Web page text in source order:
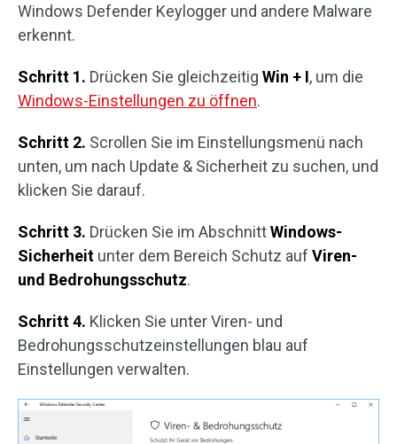
Windows Defender Keylogger und andere Malware
erkennt.
Schritt 1. Drücken Sie gleichzeitig Win + I, um die
Windows-Einstellungen zu öffnen.
Schritt 2. Scrollen Sie im Einstellungsmenü nach
unten, um nach Update & Sicherheit zu suchen, und
klicken Sie darauf.
Schritt 3. Drücken Sie im AbschnittWindows-
Sicherheit unter dem Bereich Schutz auf Viren-
und Bedrohungsschutz.
Schritt 4. Klicken Sie unter Viren- und
Bedrohungsschutzeinstellungen blau auf
Einstellungen verwalten.